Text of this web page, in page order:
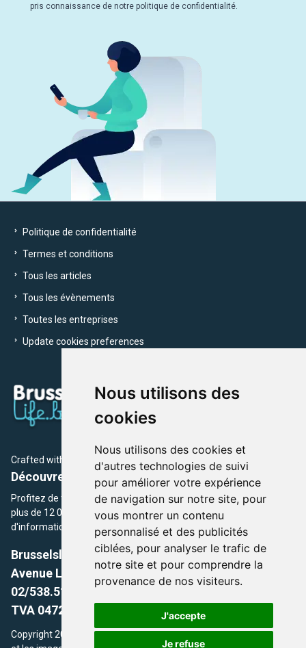
Nous utilisons des
cookies
Nous utilisons des cookies et
d'autres technologies de suivi
pour améliorer votre expérience
de navigation sur notre site, pour
vous montrer un contenu
personnalisé et des publicités
ciblées, pour analyser le trafic de
notre site et pour comprendre la
provenance de nos visiteurs.
J'accepte
Je refuse
pris connaissance de notre politique de confidentialité.
Politique de confidentialité
Termes et conditions
Tous les articles
Tous les évènements
Toutes les entreprises
Update cookies preferences
Crafted with by Brusselslife Team
Découvrez plus de 12 000 adresses et événements
Profitez de toutes les sections de BrusselsLife.be et découvrez
plus de 12 000 adresses et un grand choix d'événements,
d'informations et de conseils et astuces de notre écriture.
Brusselslife.be
Avenue Louise, 500 -1050 Ixelles, Brussels,
02/538.51.49.
TVA 0472.281.221
Copyright 2026 © Brusselslife.be Tous droits réservés. Le contenu